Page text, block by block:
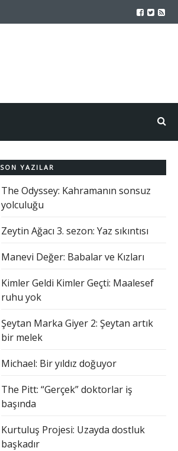
SON YAZILAR
The Odyssey: Kahramanın sonsuz
yolculuğu
Zeytin Ağacı 3. sezon: Yaz sıkıntısı
Manevi Değer: Babalar ve Kızları
Kimler Geldi Kimler Geçti: Maalesef
ruhu yok
Şeytan Marka Giyer 2: Şeytan artık
bir melek
Michael: Bir yıldız doğuyor
The Pitt: “Gerçek” doktorlar iş
başında
Kurtuluş Projesi: Uzayda dostluk
başkadır